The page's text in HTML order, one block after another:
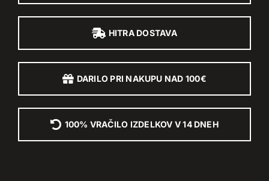
HITRA DOSTAVA
DARILO PRI NAKUPU NAD 100€
100% VRAČILO IZDELKOV V 14 DNEH